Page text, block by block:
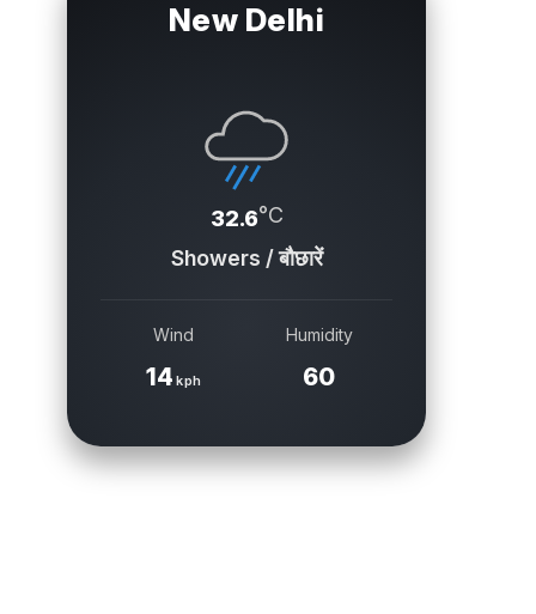
New Delhi
32.6°C
Showers / बौछारें
Wind
14 kph
Humidity
60